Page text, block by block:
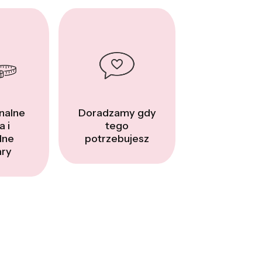
i
Doradzamy gdy
tego
potrzebujesz